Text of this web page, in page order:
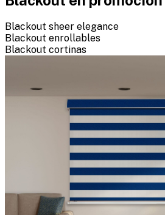
Blackout sheer elegance
Blackout enrollables
Blackout cortinas